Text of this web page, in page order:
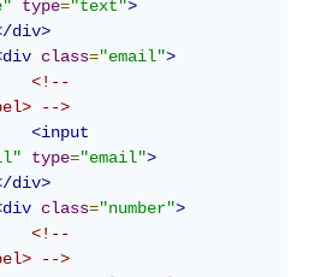
type="text">
div>
class="email">
<!--
-->
<input
type="email">
div>
class="number">
<!--
-->